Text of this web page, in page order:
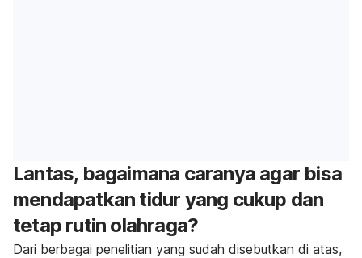
Lantas, bagaimana caranya agar bisa
mendapatkan tidur yang cukup dan
tetap rutin olahraga?
Dari berbagai penelitian yang sudah disebutkan di atas,